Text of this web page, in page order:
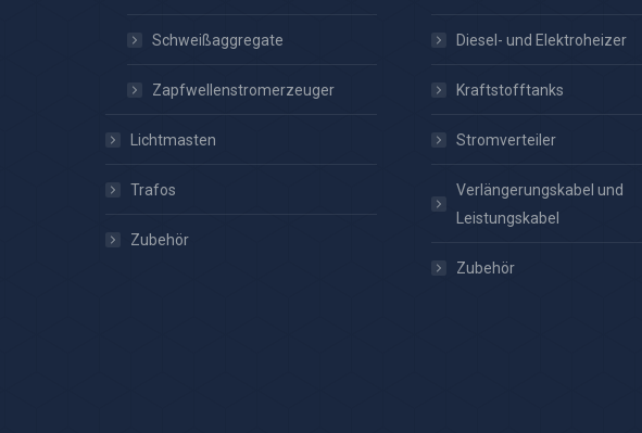
Schweißaggregate
Zapfwellenstromerzeuger
Lichtmasten
Trafos
Zubehör
Diesel- und Elektroheizer
Kraftstofftanks
Stromverteiler
Verlängerungskabel und
Leistungskabel
Zubehör